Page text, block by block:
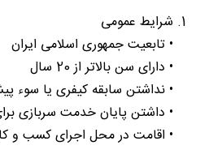
شرایط عمومی
• تابعیت جمهوری اسلامی ایران
• دارای سن بالاتر از 20 سال
• نداشتن سابقه کیفری یا سوء
• داشتن پایان خدمت سربازی
• اقامت در محل اجرای کسب و